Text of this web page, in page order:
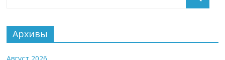
Архивы